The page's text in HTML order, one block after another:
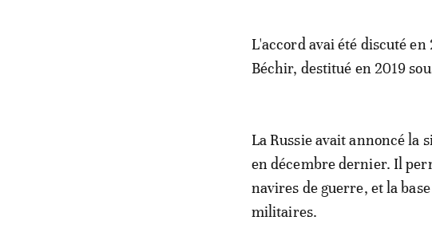
L'accord avai été discuté
Béchir, destitué en 2019
La Russie avait annoncé la
en décembre dernier. Il
navires de guerre, et la
militaires.